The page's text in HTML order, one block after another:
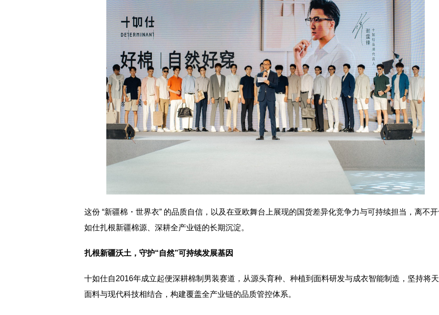
这份 “新疆棉・世界衣” 的品质自信，以及在亚欧舞台上展现的国货差异化竞争力与可持续担当，离不
如仕扎根新疆棉源、深耕全产业链的长期沉淀。
扎根新疆沃土，守护“自然”可持续发展基因
十如仕自2016年成立起便深耕棉制男装赛道，从源头育种、种植到面料研发与成衣智能制造，坚持将
面料与现代科技相结合，构建覆盖全产业链的品质管控体系。